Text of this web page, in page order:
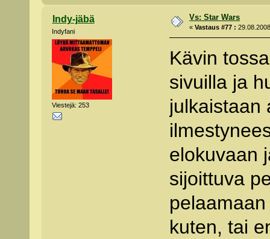
Indy-jäbä
Indyfani
Viestejä: 253
Vs: Star Wars
«Vastaus #77 :
Kävin
sivuilla ja
julkaistaan
elokuvaan
sijoittuva
kuten, tai